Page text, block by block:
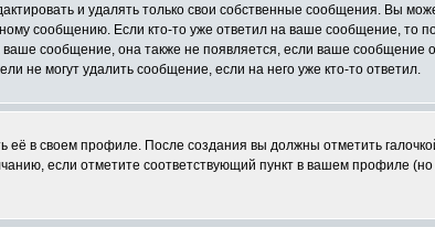
и удалять только свои собственные сообщения. Вы
сообщению. Если кто-то уже ответил на ваше сообщение, то
сообщение, она также не появляется, если ваше сообщение
не могут удалить сообщение, если на него уже кто-то ответил.
в своем профиле. После создания вы должны отметить
если отметите соответствующий пункт в вашем профиле